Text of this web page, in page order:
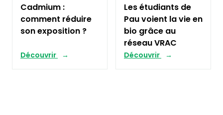
Cadmium :
comment réduire
son exposition ?
Découvrir
Les étudiants de
Pau voient la vie en
bio grâce au
réseau VRAC
Découvrir